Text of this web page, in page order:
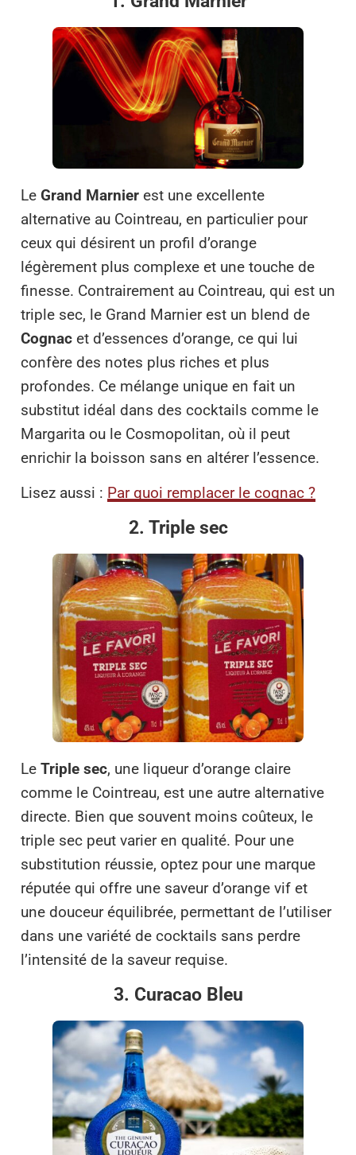
Le Grand Marnier est une excellente
alternative au Cointreau, en particulier pour
ceux qui désirent un profil d’orange
légèrement plus complexe et une touche de
finesse. Contrairement au Cointreau, qui est un
triple sec, le Grand Marnier est un blend de
Cognac et d’essences d’orange, ce qui lui
confère des notes plus riches et plus
profondes. Ce mélange unique en fait un
substitut idéal dans des cocktails comme le
Margarita ou le Cosmopolitan, où il peut
enrichir la boisson sans en altérer l’essence.
Lisez aussi : Par quoi remplacer le cognac ?
2. Triple sec
Le Triple sec, une liqueur d’orange claire
comme le Cointreau, est une autre alternative
directe. Bien que souvent moins coûteux, le
triple sec peut varier en qualité. Pour une
substitution réussie, optez pour une marque
réputée qui offre une saveur d’orange vif et
une douceur équilibrée, permettant de l’utiliser
dans une variété de cocktails sans perdre
l’intensité de la saveur requise.
3. Curacao Bleu